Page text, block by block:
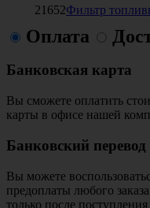
21652Фильтр
Оплата
Банковская карта
Вы сможете оплатить
карты в офисе нашей
Банковский перевод
Вы можете
предоплаты любого
только после